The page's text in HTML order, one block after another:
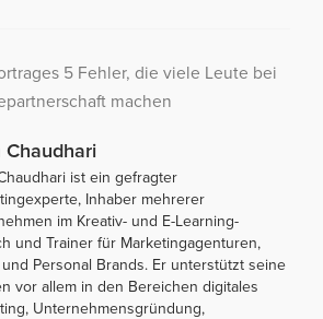
5 Fehler, die viele Leute bei
machen
Chaudhari
ist ein gefragter
Inhaber mehrerer
im Kreativ- und E-Learning-
und Trainer für Marketingagenturen,
und Personal Brands. Er unterstützt seine
vor allem in den Bereichen digitales
Unternehmensgründung,